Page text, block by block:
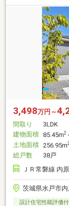
3,498万円～
間取り
3LDK
建物面積 85.45m2
土地面積 256.95m
総戸数
38戸
ＪＲ常磐線 内
茨城県水戸市
設計住宅性能評価付